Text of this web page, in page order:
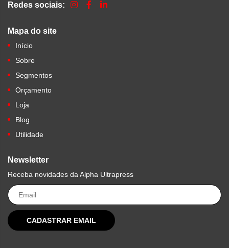
Redes sociais:
Mapa do site
Início
Sobre
Segmentos
Orçamento
Loja
Blog
Utilidade
Newsletter
Receba novidades da Alpha Ultrapress